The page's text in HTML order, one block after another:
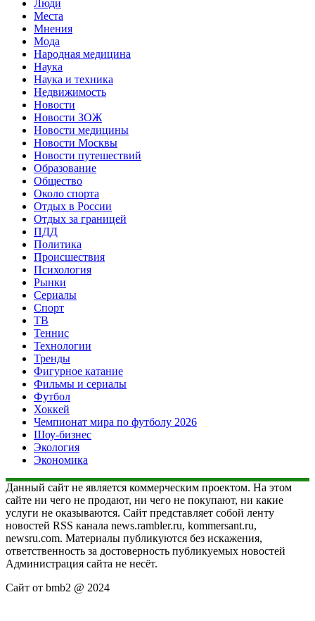
Люди
Места
Мнения
Мода
Народная медицина
Наука
Наука и техника
Недвижимость
Новости
Новости ЗОЖ
Новости медицины
Новости Москвы
Новости путешествий
Образование
Общество
Около спорта
Отдых в России
Отдых за границей
ПДД
Политика
Происшествия
Психология
Рынки
Сериалы
Спорт
ТВ
Теннис
Технологии
Тренды
Фигурное катание
Фильмы и сериалы
Футбол
Хоккей
Чемпионат мира по футболу 2026
Шоу-бизнес
Экология
Экономика
Данный сайт не является коммерческим проектом. На этом
сайте ни чего не продают, ни чего не покупают, ни какие
услуги не оказываются. Сайт представляет собой ленту
новостей RSS канала news.rambler.ru, kommersant.ru,
newsru.com. Материалы публикуются без искажения,
ответственность за достоверность публикуемых новостей
Администрация сайта не несёт.
Сайт от bmb2 @ 2024